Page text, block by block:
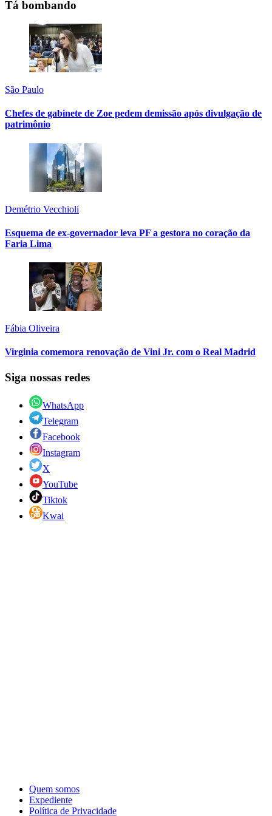
Tá bombando
São Paulo
Chefes de gabinete de Zoe pedem demissão após divulgação de
patrimônio
Demétrio Vecchioli
Esquema de ex-governador leva PF a gestora no coração da
Faria Lima
Fábia Oliveira
Virginia comemora renovação de Vini Jr. com o Real Madrid
Siga nossas redes
WhatsApp
Telegram
Facebook
Instagram
X
YouTube
Tiktok
Kwai
Quem somos
Expediente
Política de Privacidade